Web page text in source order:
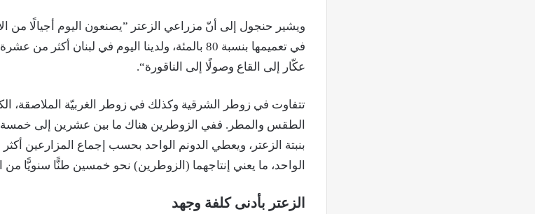
ويشير حنجول إلى أنّ مزراعي الزعتر ”يصنعون اليوم أجيالًا من
في تعميمها بنسبة 80 بالمئة، ولدينا اليوم في
عكّار إلى القاع وصولًا إلى الناقورة“.
تتفاوت في زوطر الشرقية وكذلك في زوطر الغربيّة الملاصقة،
الطقس والمطر. ففي الزوطرين هناك ما بين عشرين إلى
الواحد، ما يعني إنتاجهما (الزوطرين) نحو خمسين طنًّا سنويًّا من
الزعتر بأدنى كلفة وجهد